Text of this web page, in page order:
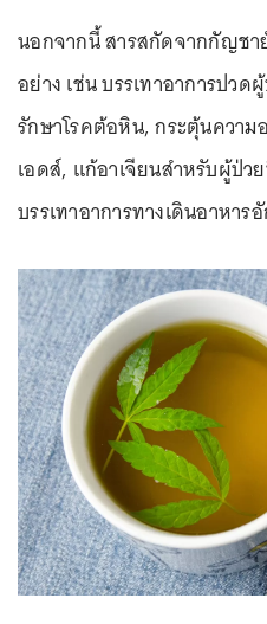
นอกจากนี้ สารสกัดจากกัญชา
อย่าง เช่น บรรเทาอาการปวด
รักษาโรคต้อหิน, กระตุ้นความ
เอดส์, แก้อาเจียนสำหรับผู้ป่ว
บรรเทาอาการทางเดินอาหาร